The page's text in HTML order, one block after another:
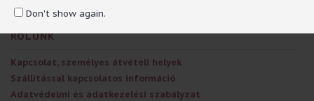
Don't show again.
RÓLUNK
Kapcsolat, személyes átvételi helyek
Szállítással kapcsolatos információ
Adatvédelmi és adatkezelési szabályzat